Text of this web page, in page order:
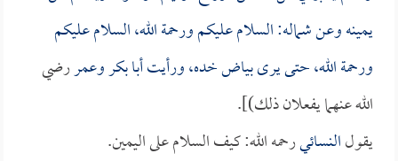
يمينه وعن شماله: السلام عليكم ورحمة الله، السلام عليكم
ورحمة الله، حتى يرى بياض خده، ورأيتأبا بكروعمررضي
الله عنهما يفعلان ذلك)].
يقولالنسائيرحمه الله: كيف السلام على اليمين.